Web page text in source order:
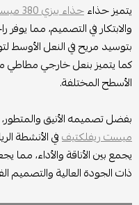
يتميز حذاءحذاء ييزي 380 ميست ريفلكتيف
والابتكار في التصميم، مما يوفر
بتوسيد مريح في النعل الأوسط
كما يتميز بنعل خارجي مطاطي
الأسطح المختلفة.
بفضل تصميمه الأنيق
ميست ريفلكتيففي الأنشطة
يجمع بين الأناقة والأداء، مما
ذات الجودة العالية والتصميم